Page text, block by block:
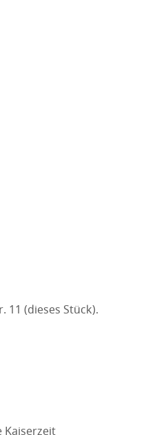
11 (dieses Stück).
Kaiserzeit